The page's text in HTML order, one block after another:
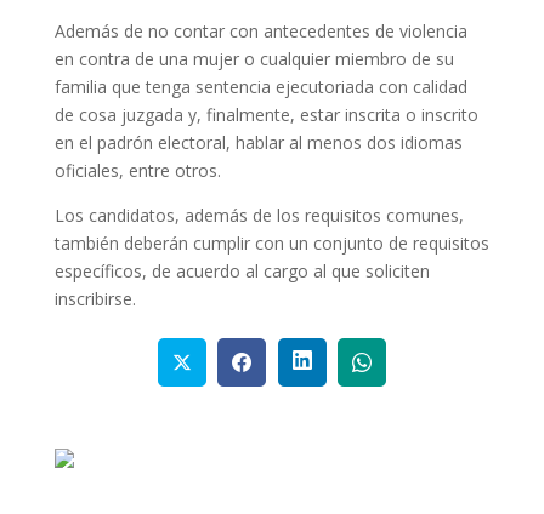
Además de no contar con antecedentes de violencia
en contra de una mujer o cualquier miembro de su
familia que tenga sentencia ejecutoriada con calidad
de cosa juzgada y, finalmente, estar inscrita o inscrito
en el padrón electoral, hablar al menos dos idiomas
oficiales, entre otros.
Los candidatos, además de los requisitos comunes,
también deberán cumplir con un conjunto de requisitos
específicos, de acuerdo al cargo al que soliciten
inscribirse.